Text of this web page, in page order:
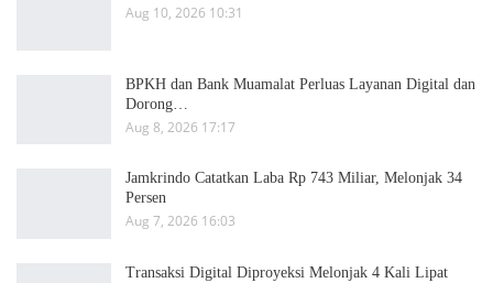
Aug 10, 2026 10:31
BPKH dan Bank Muamalat Perluas Layanan Digital dan
Dorong…
Aug 8, 2026 17:17
Jamkrindo Catatkan Laba Rp 743 Miliar, Melonjak 34
Persen
Aug 7, 2026 16:03
Transaksi Digital Diproyeksi Melonjak 4 Kali Lipat